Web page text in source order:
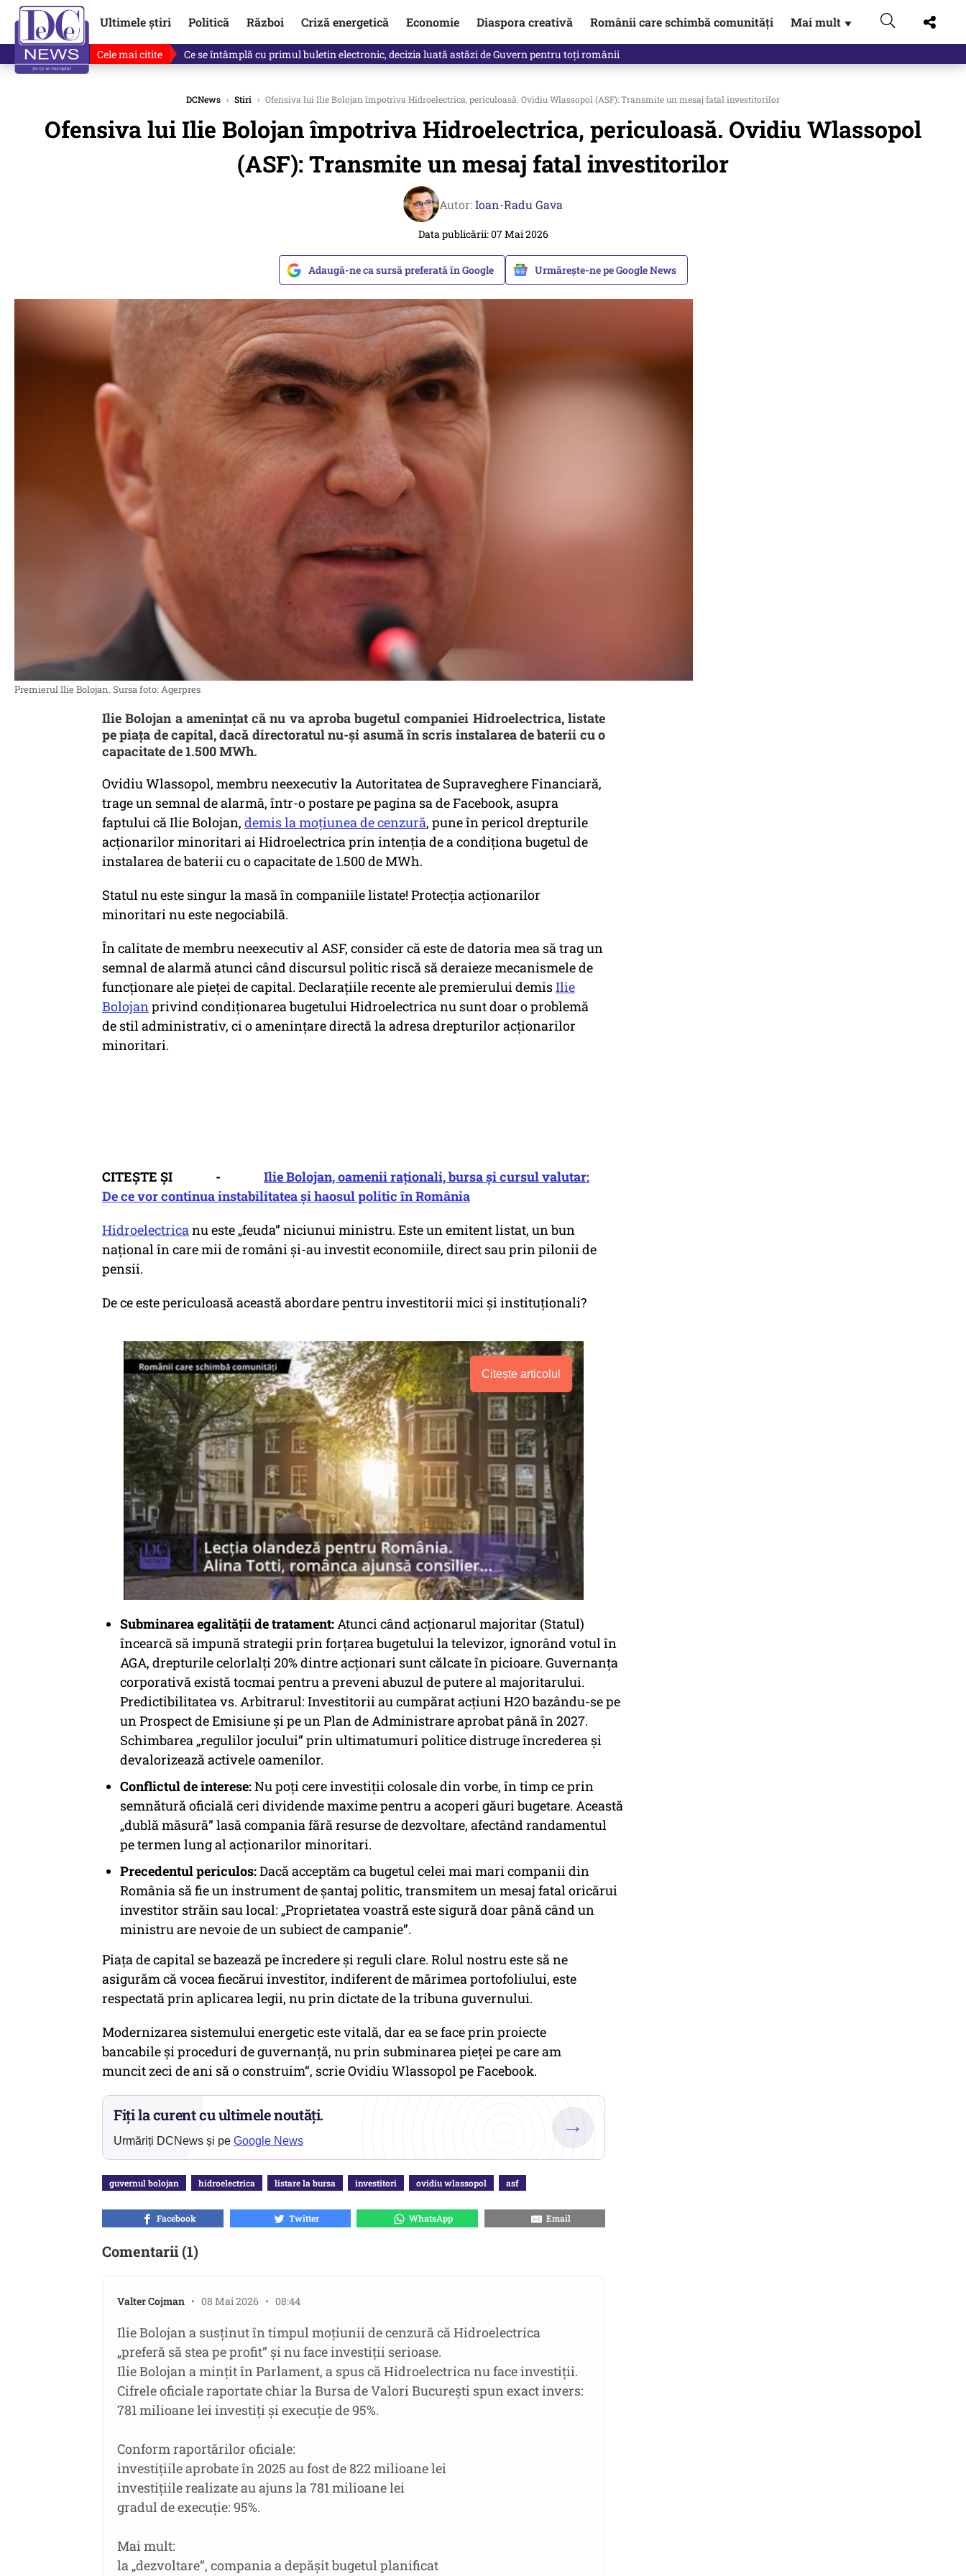
Ultimele știri Politică Război Criză energetică Economie Diaspora creativă Românii care schimbă comunități Mai mult ▼
Cele mai citite Ce se întâmplă cu primul buletin electronic, decizia luată astăzi de Guvern pentru toți românii
DCNews › Stiri › Ofensiva lui Ilie Bolojan împotriva Hidroelectrica, periculoasă. Ovidiu Wlassopol (ASF): Transmite un mesaj fatal investitorilor
Ofensiva lui Ilie Bolojan împotriva Hidroelectrica, periculoasă. Ovidiu Wlassopol
(ASF): Transmite un mesaj fatal investitorilor
Autor:Ioan-Radu Gava
Data publicării: 07 Mai 2026
Adaugă-ne ca sursă preferată în Google Urmărește-ne pe Google News
Premierul Ilie Bolojan. Sursa foto: Agerpres
Ilie Bolojan a amenințat că nu va aproba bugetul companiei Hidroelectrica, listate
pe piața de capital, dacă directoratul nu-și asumă în scris instalarea de baterii cu o
capacitate de 1.500 MWh.
Ovidiu Wlassopol, membru neexecutiv la Autoritatea de Supraveghere Financiară,
trage un semnal de alarmă, într-o postare pe pagina sa de Facebook, asupra
faptului că Ilie Bolojan, demis la moțiunea de cenzură, pune în pericol drepturile
acționarilor minoritari ai Hidroelectrica prin intenția de a condiționa bugetul de
instalarea de baterii cu o capacitate de 1.500 de MWh.
Statul nu este singur la masă în companiile listate! Protecția acționarilor
minoritari nu este negociabilă.
​În calitate de membru neexecutiv al ASF, consider că este de datoria mea să trag un
semnal de alarmă atunci când discursul politic riscă să deraieze mecanismele de
funcționare ale pieței de capital. Declarațiile recente ale premierului demisIlie
Bolojanprivind condiționarea bugetului Hidroelectrica nu sunt doar o problemă
de stil administrativ, ci o amenințare directă la adresa drepturilor acționarilor
minoritari.
CITEȘTE ȘI - Ilie Bolojan, oamenii raționali, bursa și cursul valutar:
De ce vor continua instabilitatea și haosul politic în România
Hidroelectricanu este „feuda” niciunui ministru. Este un emitent listat, un bun
național în care mii de români și-au investit economiile, direct sau prin pilonii de
pensii.
​De ce este periculoasă această abordare pentru investitorii mici și instituționali?
Citește articolul
Subminarea egalității de tratament:Atunci când acționarul majoritar (Statul)
încearcă să impună strategii prin forțarea bugetului la televizor, ignorând votul în
AGA, drepturile celorlalți 20% dintre acționari sunt călcate în picioare. Guvernanța
corporativă există tocmai pentru a preveni abuzul de putere al majoritarului.
​Predictibilitatea vs. Arbitrarul: Investitorii au cumpărat acțiuni H2O bazându-se pe
un Prospect de Emisiune și pe un Plan de Administrare aprobat până în 2027.
Schimbarea „regulilor jocului” prin ultimatumuri politice distruge încrederea și
devalorizează activele oamenilor.
Conflictul de interese:Nu poți cere investiții colosale din vorbe, în timp ce prin
semnătură oficială ceri dividende maxime pentru a acoperi găuri bugetare. Această
„dublă măsură” lasă compania fără resurse de dezvoltare, afectând randamentul
pe termen lung al acționarilor minoritari.
Precedentul periculos:Dacă acceptăm ca bugetul celei mai mari companii din
România să fie un instrument de șantaj politic, transmitem un mesaj fatal oricărui
investitor străin sau local: „Proprietatea voastră este sigură doar până când un
ministru are nevoie de un subiect de campanie”.
​Piața de capital se bazează pe încredere și reguli clare. Rolul nostru este să ne
asigurăm că vocea fiecărui investitor, indiferent de mărimea portofoliului, este
respectată prin aplicarea legii, nu prin dictate de la tribuna guvernului.
​Modernizarea sistemului energetic este vitală, dar ea se face prin proiecte
bancabile și proceduri de guvernanță, nu prin subminarea pieței pe care am
muncit zeci de ani să o construim“, scrie Ovidiu Wlassopol pe Facebook.
Fiți la curent cu ultimele noutăți.
Urmăriți DCNews și pe Google News
→
guvernul bolojan hidroelectrica listare la bursa investitori ovidiu wlassopol asf
Facebook Twitter WhatsApp Email
Comentarii (1)
Valter Cojman • 08 Mai 2026 • 08:44
Ilie Bolojan a susținut în timpul moțiunii de cenzură că Hidroelectrica
„preferă să stea pe profit” și nu face investiții serioase.
Ilie Bolojan a mințit în Parlament, a spus că Hidroelectrica nu face investiții.
Cifrele oficiale raportate chiar la Bursa de Valori București spun exact invers:
781 milioane lei investiți și execuție de 95%.
Conform raportărilor oficiale:
investițiile aprobate în 2025 au fost de 822 milioane lei
investițiile realizate au ajuns la 781 milioane lei
gradul de execuție: 95%.
Mai mult:
la „dezvoltare”, compania a depășit bugetul planificat